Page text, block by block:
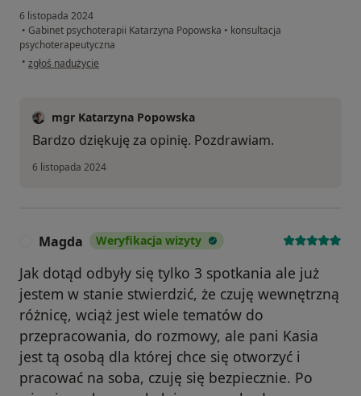
6 listopada 2024
• Gabinet psychoterapii Katarzyna Popowska • konsultacja
psychoterapeutyczna
• w opinii użytkownika Lidia
zgłoś nadużycie
mgr Katarzyna Popowska
Bardzo dziękuję za opinię. Pozdrawiam.
6 listopada 2024
Magda Weryfikacja wizyty
Jak dotąd odbyły się tylko 3 spotkania ale już
jestem w stanie stwierdzić, że czuję wewnętrzną
różnicę, wciąż jest wiele tematów do
przepracowania, do rozmowy, ale pani Kasia
jest tą osobą dla której chce się otworzyć i
pracować na soba, czuję się bezpiecznie. Po